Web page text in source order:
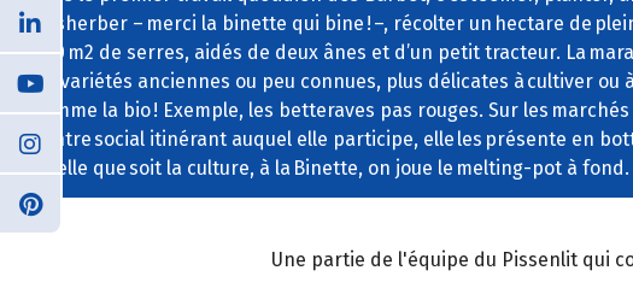
désherber – merci la binette qui bine ! –, récolter un hectare de
000 m2 de serres, aidés de deux ânes et d’un petit tracteur. La
les variétés anciennes ou peu connues, plus délicates à cultiver ou
comme la bio ! Exemple, les betteraves pas rouges. Sur les marchés
centre social itinérant auquel elle participe, elle les présente en
Quelle que soit la culture, à la Binette, on joue le melting-pot à fond.
Une partie de l'équipe du Pissenlit qui